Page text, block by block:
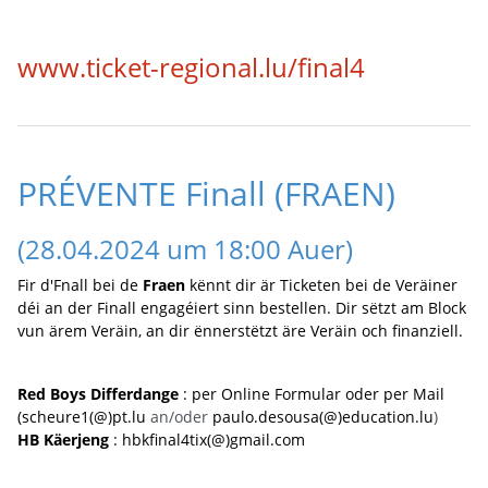
www.ticket-regional.lu/final4
PRÉVENTE Finall (FRAEN)
(28.04.2024 um 18:00 Auer)
Fir d'Fnall bei de Fraen kënnt dir är Ticketen bei de Veräiner
déi an der Finall engagéiert sinn bestellen. Dir sëtzt am Block
vun ärem Veräin, an dir ënnerstëtzt äre Veräin och finanziell.
Red Boys Differdange : per Online Formular oder per Mail
(scheure1(@)pt.lu an/oder paulo.desousa(@)education.lu)
HB Käerjeng : hbkfinal4tix(@)gmail.com